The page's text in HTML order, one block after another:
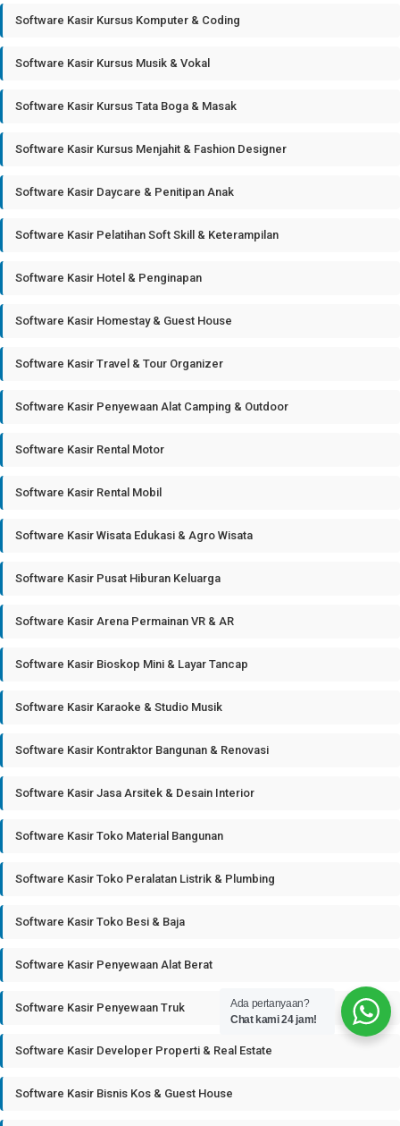
Software Kasir Kursus Komputer & Coding
Software Kasir Kursus Musik & Vokal
Software Kasir Kursus Tata Boga & Masak
Software Kasir Kursus Menjahit & Fashion Designer
Software Kasir Daycare & Penitipan Anak
Software Kasir Pelatihan Soft Skill & Keterampilan
Software Kasir Hotel & Penginapan
Software Kasir Homestay & Guest House
Software Kasir Travel & Tour Organizer
Software Kasir Penyewaan Alat Camping & Outdoor
Software Kasir Rental Motor
Software Kasir Rental Mobil
Software Kasir Wisata Edukasi & Agro Wisata
Software Kasir Pusat Hiburan Keluarga
Software Kasir Arena Permainan VR & AR
Software Kasir Bioskop Mini & Layar Tancap
Software Kasir Karaoke & Studio Musik
Software Kasir Kontraktor Bangunan & Renovasi
Software Kasir Jasa Arsitek & Desain Interior
Software Kasir Toko Material Bangunan
Software Kasir Toko Peralatan Listrik & Plumbing
Software Kasir Toko Besi & Baja
Software Kasir Penyewaan Alat Berat
Software Kasir Penyewaan Truk
Software Kasir Developer Properti & Real Estate
Software Kasir Bisnis Kos & Guest House
Ada pertanyaan?
Chat kami 24 jam!